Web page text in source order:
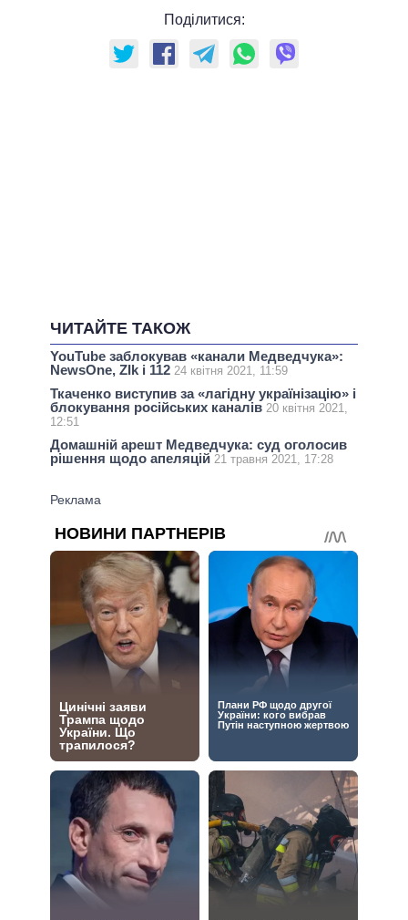
Поділитися:
ЧИТАЙТЕ ТАКОЖ
YouTube заблокував «канали Медведчука»:
NewsOne, ZIk і 112 24 квітня 2021, 11:59
Ткаченко виступив за «лагідну українізацію» і
блокування російських каналів 20 квітня 2021,
12:51
Домашній арешт Медведчука: суд оголосив
рішення щодо апеляцій 21 травня 2021, 17:28